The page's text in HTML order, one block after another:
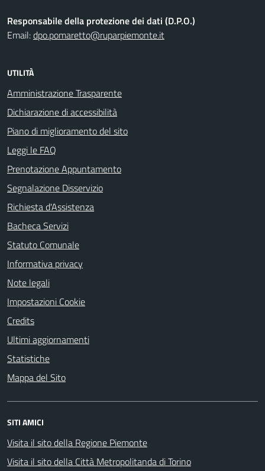
Responsabile della protezione dei dati (D.P.O.)
Email:dpo.pomaretto@ruparpiemonte.it
UTILITÀ
Amministrazione Trasparente
Dichiarazione di accessibilità
Piano di miglioramento del sito
Leggi le FAQ
Prenotazione Appuntamento
Segnalazione Disservizio
Richiesta d'Assistenza
Bacheca Servizi
Statuto Comunale
Informativa privacy
Note legali
Impostazioni Cookie
Credits
Ultimi aggiornamenti
Statistiche
Mappa del Sito
SITI AMICI
Visita il sito della Regione Piemonte
Visita il sito della Città Metropolitanda di Torino